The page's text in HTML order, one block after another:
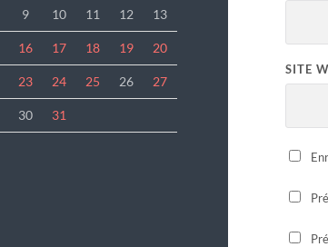
9 10 11 12 13
16 17 18 19 20
23 24 25 26 27
30 31
SITE